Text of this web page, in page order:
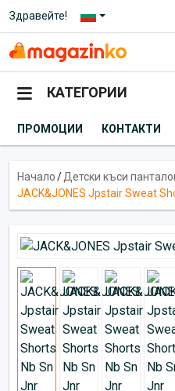
Здравейте!
КАТЕГОРИИ
ПРОМОЦИИ КОНТАКТИ
Начало/Детски къси
JACK&JONES Jpstair Sweat